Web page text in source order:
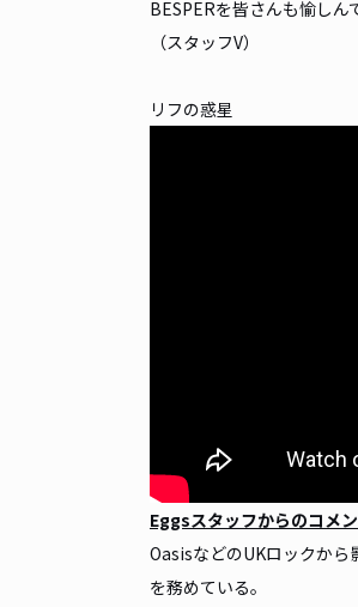
BESPERを皆さんも愉しん
（スタッフV）
リフの惑星
Eggsスタッフからのコメ
OasisなどのUKロックか
を務めている。